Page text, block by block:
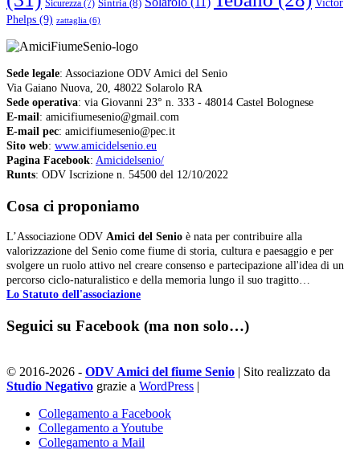
Sicurezza (7) Sintria (8)
Phelps (9) zattaglia (6)
Sede legale: Associazione ODV Amici del Senio
Via Gaiano Nuova, 20, 48022 Solarolo RA
Sede operativa: via Giovanni 23° n. 333 - 48014 Castel Bolognese
E-mail: amicifiumesenio@gmail.com
E-mail pec: amicifiumesenio@pec.it
Sito web: www.amicidelsenio.eu
Pagina Facebook: Amicidelsenio/
Runts: ODV Iscrizione n. 54500 del 12/10/2022
Cosa ci proponiamo
L’Associazione ODV Amici del Senio è nata per contribuire alla
valorizzazione del Senio come fiume di storia, cultura e paesaggio e per
svolgere un ruolo attivo nel creare consenso e partecipazione all'idea di un
percorso ciclo-naturalistico e della memoria lungo il suo tragitto…
Lo Statuto dell'associazione
Seguici su Facebook (ma non solo…)
© 2016-2026 - ODV Amici del fiume Senio | Sito realizzato da
Studio Negativo grazie a WordPress |
Collegamento a Facebook
Collegamento a Youtube
Collegamento a Mail